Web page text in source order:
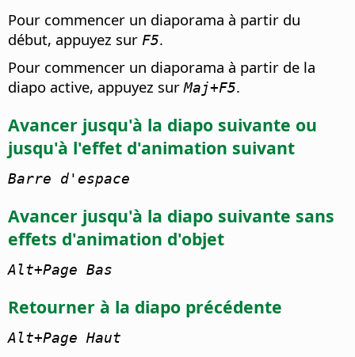
Pour commencer un diaporama à partir du
début, appuyez sur F5.
Pour commencer un diaporama à partir de la
diapo active, appuyez surMaj+F5.
Avancer jusqu'à la diapo suivante ou
jusqu'à l'effet d'animation suivant
Barre d'espace
Avancer jusqu'à la diapo suivante sans
effets d'animation d'objet
Alt+Page Bas
Retourner à la diapo précédente
Alt+Page Haut